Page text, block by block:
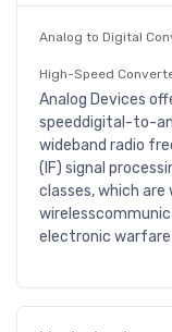
Analog to Digital
High-Speed
Analog Devices
speeddigital-to-
wideband radio
(IF) signal
classes, which are
electronic warfare